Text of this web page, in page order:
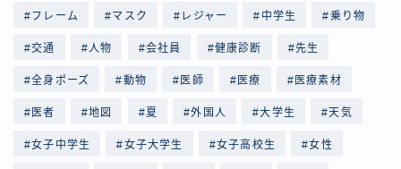
フレーム マスク レジャー 中学生 乗り物
交通 人物 会社員 健康診断 先生
全身ポーズ 動物 医師 医療 医療素材
医者 地図 夏 外国人 大学生 天気
女子中学生 女子大学生 女子高校生 女性